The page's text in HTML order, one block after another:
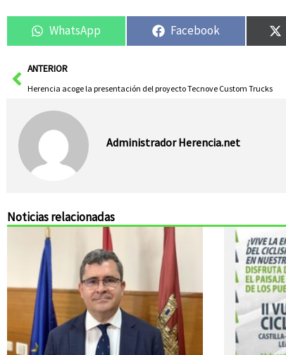
WhatsApp Facebook
AntANTERIOR
Herencia acoge la presentación del proyecto Tecnove Custom Trucks
Administrador Herencia.net
Noticias relacionadas